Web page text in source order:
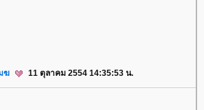
ฆ 11 ตุลาคม 2554 14:35:53 น.